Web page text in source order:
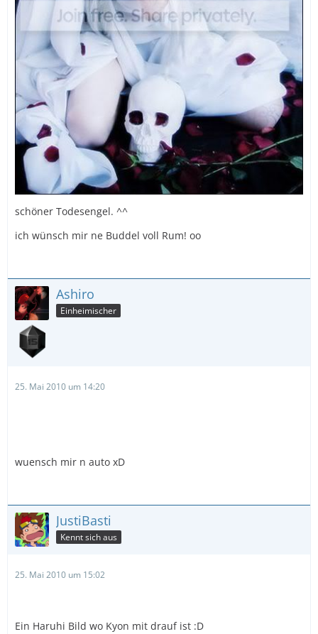
schöner Todesengel. ^^
ich wünsch mir ne Buddel voll Rum! oo
Ashiro
Einheimischer
25. Mai 2010 um 14:20
wuensch mir n auto xD
JustiBasti
Kennt sich aus
25. Mai 2010 um 15:02
Ein Haruhi Bild wo Kyon mit drauf ist :D